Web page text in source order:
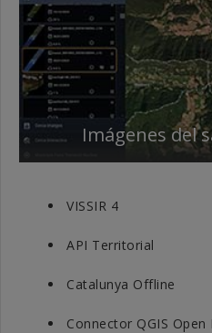
Imágenes del
VISSIR 4
API Territorial
Catalunya Offline
Connector QGIS Open